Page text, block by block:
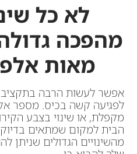
לא כל
מהפכה
מאות
אפשר לעשות הרבה בתקציב
לפגיעה קשה בכיס. מספר
מקפלת, או שינוי בצבע
הבית למקום שמתאים
מהשינויים הגדולים שניתן